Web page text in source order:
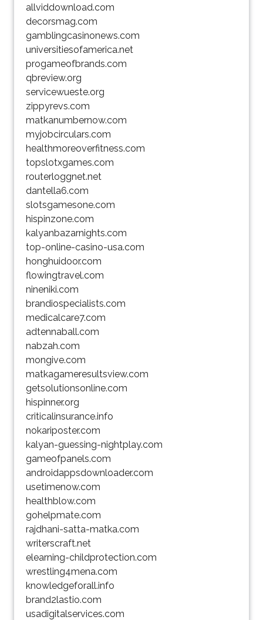
allviddownload.com
decorsmag.com
gamblingcasinonews.com
universitiesofamerica.net
progameofbrands.com
qbreview.org
servicewueste.org
zippyrevs.com
matkanumbernow.com
myjobcirculars.com
healthmoreoverfitness.com
topslotxgames.com
routerloggnet.net
dantella6.com
slotsgamesone.com
hispinzone.com
kalyanbazarnights.com
top-online-casino-usa.com
honghuidoor.com
flowingtravel.com
nineniki.com
brandiospecialists.com
medicalcare7.com
adtennaball.com
nabzah.com
mongive.com
matkagameresultsview.com
getsolutionsonline.com
hispinner.org
criticalinsurance.info
nokariposter.com
kalyan-guessing-nightplay.com
gameofpanels.com
androidappsdownloader.com
usetimenow.com
healthblow.com
gohelpmate.com
rajdhani-satta-matka.com
writerscraft.net
elearning-childprotection.com
wrestling4mena.com
knowledgeforall.info
brand2lastio.com
usadigitalservices.com